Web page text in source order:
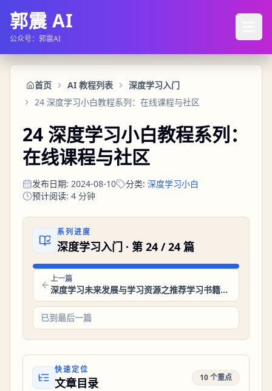
郭震 AI
公众号：郭震AI
首页 AI 教程列表
深度学习入门
24 深度学习小白教程系列：在线课程与社区
24 深度学习小白教程系列：
在线课程与社区
发布日期: 2024-08-10 分类: 深度学习小白
预计阅读: 4 分钟
系列进度
深度学习入门 · 第 24 /24 篇
上一篇
深度学习未来发展与学习资源之推荐学习书籍与资源
已到最后一篇
快速定位
文章目录 10 个重点